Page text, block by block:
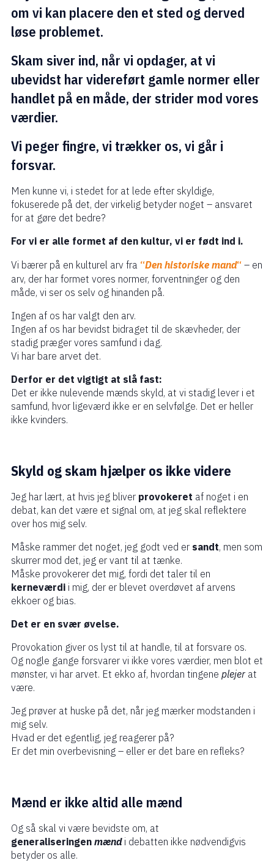
om vi kan placere den et sted og derved
løse problemet.
Skam siver ind, når vi opdager, at vi
ubevidst har videreført gamle normer eller
handlet på en måde, der strider mod vores
værdier.
Vi peger fingre, vi trækker os, vi går i
forsvar.
Men kunne vi, i stedet for at lede efter skyldige,
fokuserede på det, der virkelig betyder noget – ansvaret
for at gøre det bedre?
For vi er alle formet af den kultur, vi er født ind i.
Vi bærer på en kulturel arv fra “Den historiske mand“ – en
arv, der har formet vores normer, forventninger og den
måde, vi ser os selv og hinanden på.
Ingen af os har valgt den arv.
Ingen af os har bevidst bidraget til de skævheder, der
stadig præger vores samfund i dag.
Vi har bare arvet det.
Derfor er det vigtigt at slå fast:
Det er ikke nulevende mænds skyld, at vi stadig lever i et
samfund, hvor ligeværd ikke er en selvfølge. Det er heller
ikke kvinders.
Skyld og skam hjælper os ikke videre
Jeg har lært, at hvis jeg bliver provokeret af noget i en
debat, kan det være et signal om, at jeg skal reflektere
over hos mig selv.
Måske rammer det noget, jeg godt ved er sandt, men som
skurrer mod det, jeg er vant til at tænke.
Måske provokerer det mig, fordi det taler til en
kerneværdi i mig, der er blevet overdøvet af arvens
ekkoer og bias.
Det er en svær øvelse.
Provokation giver os lyst til at handle, til at forsvare os.
Og nogle gange forsvarer vi ikke vores værdier, men blot et
mønster, vi har arvet. Et ekko af, hvordan tingene plejer at
være.
Jeg prøver at huske på det, når jeg mærker modstanden i
mig selv.
Hvad er det egentlig, jeg reagerer på?
Er det min overbevisning – eller er det bare en refleks?
Mænd er ikke altid alle mænd
Og så skal vi være bevidste om, at
generaliseringen mændi debatten ikke nødvendigvis
betyder os alle.